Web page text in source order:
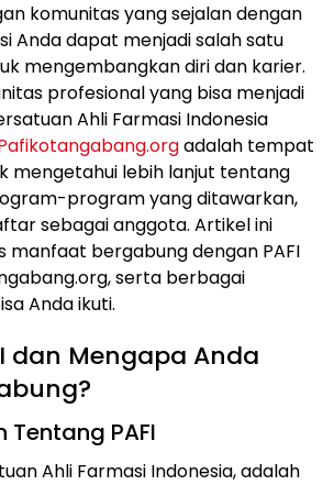
komunitas yang sejalan dengan
Anda dapat menjadi salah satu
mengembangkan diri dan karier.
profesional yang bisa menjadi
Ahli Farmasi Indonesia
adalah tempat
mengetahui lebih lanjut tentang
program yang ditawarkan,
sebagai anggota. Artikel ini
manfaat bergabung dengan PAFI
serta berbagai
Anda ikuti.
dan Mengapa Anda
Tentang PAFI
Ahli Farmasi Indonesia, adalah